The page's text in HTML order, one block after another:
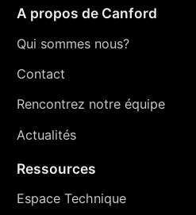
A propos de Canford
Qui sommes nous?
Contact
Rencontrez notre équipe
Actualités
Ressources
Espace Technique